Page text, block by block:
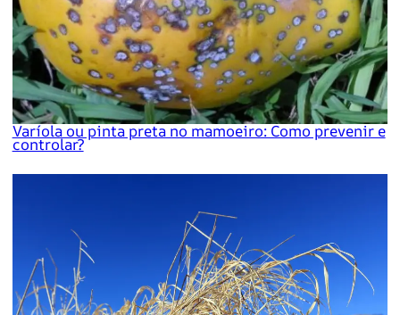
Varíola ou pinta preta no mamoeiro: Como prevenir e
controlar?